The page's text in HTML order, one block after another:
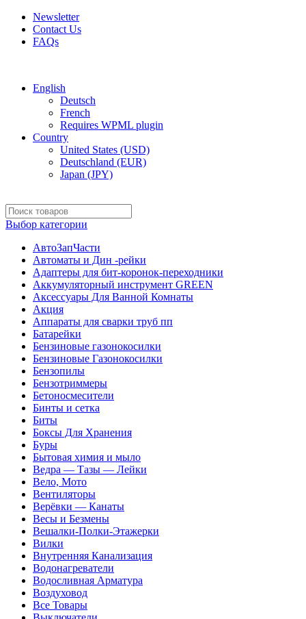
Newsletter
Contact Us
FAQs
English
Deutsch
French
Requires WPML plugin
Country
United States (USD)
Deutschland (EUR)
Japan (JPY)
Выбор категории
АвтоЗапЧасти
Автоматы и Дин -рейки
Адаптеры для бит-коронок-переходники
Аккумуляторный инструмент GREEN
Аксессуары Для Ванной Комнаты
Акция
Аппараты для сварки труб пп
Батарейки
Бензиновые газонокосилки
Бензиновые Газонокосилки
Бензопилы
Бензотриммеры
Бетоносмесители
Бинты и сетка
Биты
Боксы Для Хранения
Буры
Бытовая химия и мыло
Ведра — Тазы — Лейки
Вело, Мото
Вентиляторы
Верёвки — Канаты
Весы и Безмены
Вешалки-Полки-Этажерки
Вилки
Внутренняя Канализация
Водонагреватели
Водосливная Арматура
Воздуховод
Все Товары